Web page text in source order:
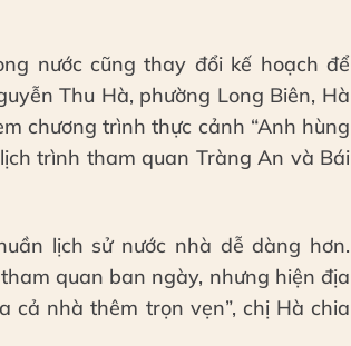
nước cũng thay đổi kế hoạch để
Thu Hà, phường Long Biên, Hà
chương trình thực cảnh “Anh hùng
trình tham quan Tràng An và Bái
lịch sử nước nhà dễ dàng hơn.
quan ban ngày, nhưng hiện địa
cả nhà thêm trọn vẹn”, chị Hà chia